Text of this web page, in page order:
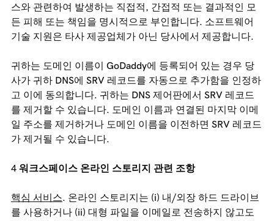
스와 관련하여 발생하는 직접적, 간접적 또는 결과적인 모
든 피해 또는 책임을 명시적으로 부인합니다. 소프트웨어
기술 지원은 타사 제공업체가 아닌 당사에서 제공합니다.
귀하는 도메인 이름이 GoDaddy에 등록되어 있는 경우 당
사가 귀하 DNS에 SRV 레코드를 자동으로 추가함을 인정하
고 이에 동의합니다. 귀하는 DNS 제어판에서 SRV 레코드
를 제거할 수 있습니다. 도메인 이름과 연결된 마지막 이메
일 주소를 제거하거나 도메인 이름을 이전하면 SRV 레코드
가 제거될 수 있습니다.
워크스페이스 온라인 스토리지 관련 조항
핵심 서비스 . 온라인 스토리지는 (i) 내/외장 하드 드라이브
를 사용하거나 (ii) 대형 파일을 이메일로 전송하지 않고도